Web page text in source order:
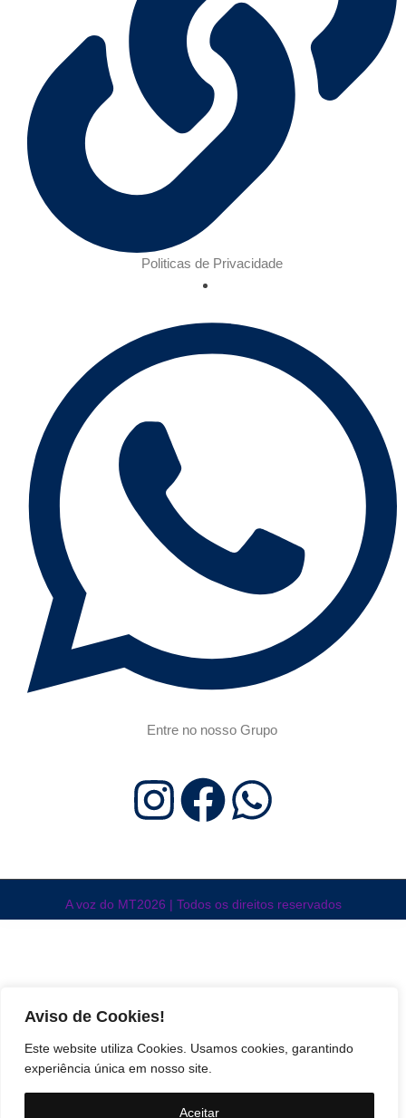
Aviso de Cookies!
Este website utiliza Cookies. Usamos cookies, garantindo
experiência única em nosso site.
Aceitar
Politicas de Privacidade
Entre no nosso Grupo
A voz do MT2026 | Todos os direitos reservados